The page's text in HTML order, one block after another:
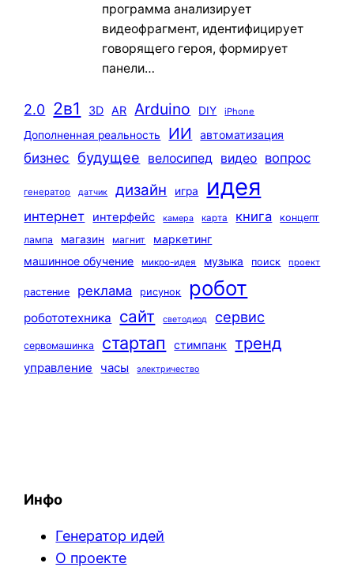
программа анализирует
видеофрагмент, идентифицирует
говорящего героя, формирует
панели…
2.0 2в1 3D AR Arduino DIY iPhone
Дополненная реальность ИИ автоматизация
бизнес будущее велосипед видео вопрос
генератор датчик дизайн игра идея
интернет интерфейс камера карта книга
концепт
лампа
магазин магнит
маркетинг
машинное обучение
микро-идея музыка поиск проект
растение реклама рисунок робот
робототехника сайт светодиод сервис
сервомашинка стартап стимпанк тренд
управление часы электричество
Инфо
Генератор идей
О проекте